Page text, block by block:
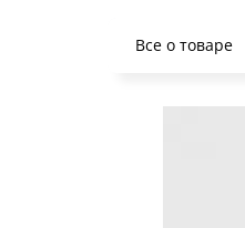
Все о товаре